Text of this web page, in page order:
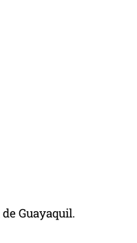
Guayaquil.